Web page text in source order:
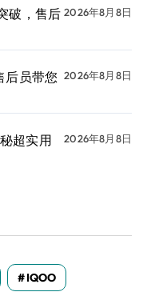
破，售后 2026年8月8日
后员带您 2026年8月8日
超实用
2026年8月8日
IQOO